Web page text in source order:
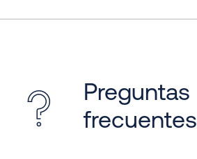
Preguntas
frecuentes